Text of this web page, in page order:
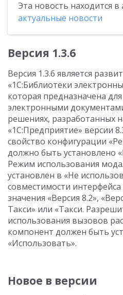
Эта новость находится
актуальные новости
Версия 1.3.6
Версия 1.3.6 является
«1С:Библиотеки
которая предназначена
электронными
решениях, разработанных
«1С:Предприятие» версии
свойство конфигурации
должно быть установлено
Режим использования
установлен в «Не
совместимости
значения «Версия 8.2»,
Такси» или «Такси.
использования вызовов
компонент должен быть
«Использовать».
Новое в версии